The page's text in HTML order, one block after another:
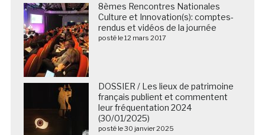
8èmes Rencontres Nationales
Culture et Innovation(s): comptes-
rendus et vidéos de la journée
posté le 12 mars 2017
DOSSIER / Les lieux de patrimoine
français publient et commentent
leur fréquentation 2024
(30/01/2025)
posté le 30 janvier 2025